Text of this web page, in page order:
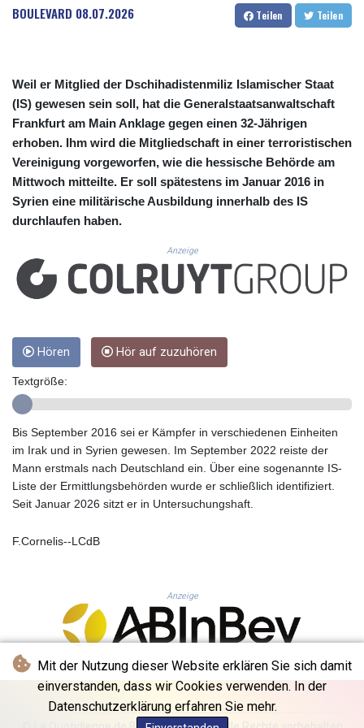
Mit der Nutzung dieser Website erklären Sie sich damit
einverstanden, dass wir Cookies verwenden. In der
Datenschutzerklärung erfahren Sie mehr.
CUC 1.156136
CUP 30.637594
DKK 7.477932
DOP 67.289164
DZD 152.967099
EGP 57.293288
ERN 17.342035
ETB 186.049588
FJD 2.553384
GEL 3.017966
GGP 0.8566
GHS 13.526832
GNF 10123.874202
GTQ 8.794891
HKD 9.067746
HNL 30.895616
HRK 7.536622
HTG 150.718127
HUF 363.096405
IDR 20580.370421
ILS 3.468234
1590322.371805
ISK 142.598215
JEP 0.8566
JMD 183.057725
JOD 0.819746
JPY 182.445186
KES 149.158147
KGS 101.104505
BOULEVARD 08.07.2026 Teilen Teilen
Weil er Mitglied der Dschihadistenmiliz Islamischer Staat
(IS) gewesen sein soll, hat die Generalstaatsanwaltschaft
Frankfurt am Main Anklage gegen einen 32-Jährigen
erhoben. Ihm wird die Mitgliedschaft in einer terroristischen
Vereinigung vorgeworfen, wie die hessische Behörde am
Mittwoch mitteilte. Er soll spätestens im Januar 2016 in
Syrien eine militärische Ausbildung innerhalb des IS
durchlaufen haben.
Anzeige
Hören Hör auf zuzuhören
Textgröße:
Bis September 2016 sei er Kämpfer in verschiedenen Einheiten
im Irak und in Syrien gewesen. Im September 2022 reiste der
Mann erstmals nach Deutschland ein. Über eine sogenannte IS-
Liste der Ermittlungsbehörden wurde er schließlich identifiziert.
Seit Januar 2026 sitzt er in Untersuchungshaft.
F.Cornelis--LCdB
Anzeige